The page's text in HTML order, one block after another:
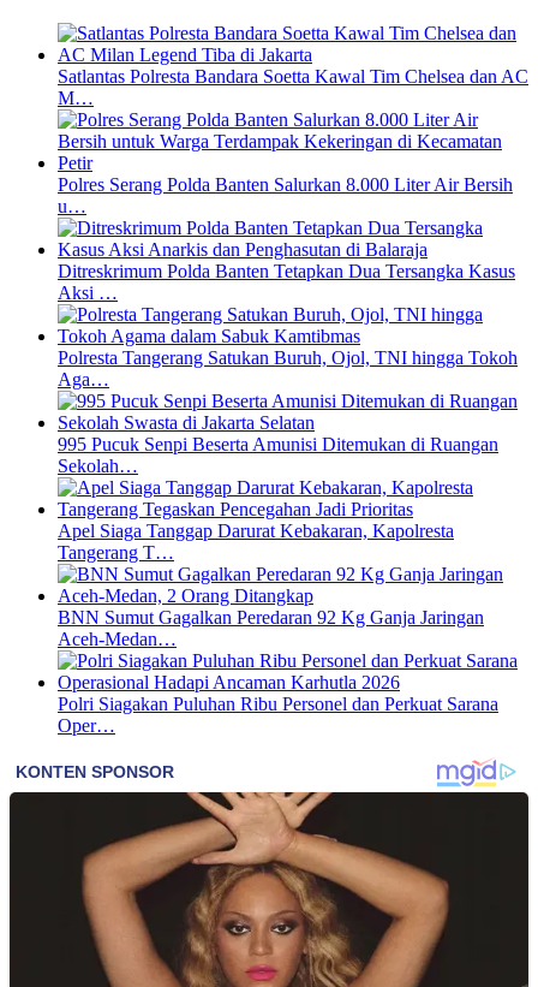
Satlantas Polresta Bandara Soetta Kawal Tim Chelsea dan AC
M…
Polres Serang Polda Banten Salurkan 8.000 Liter Air Bersih
u…
Ditreskrimum Polda Banten Tetapkan Dua Tersangka Kasus
Aksi …
Polresta Tangerang Satukan Buruh, Ojol, TNI hingga Tokoh
Aga…
995 Pucuk Senpi Beserta Amunisi Ditemukan di Ruangan
Sekolah…
Apel Siaga Tanggap Darurat Kebakaran, Kapolresta
Tangerang T…
BNN Sumut Gagalkan Peredaran 92 Kg Ganja Jaringan
Aceh-Medan…
Polri Siagakan Puluhan Ribu Personel dan Perkuat Sarana
Oper…